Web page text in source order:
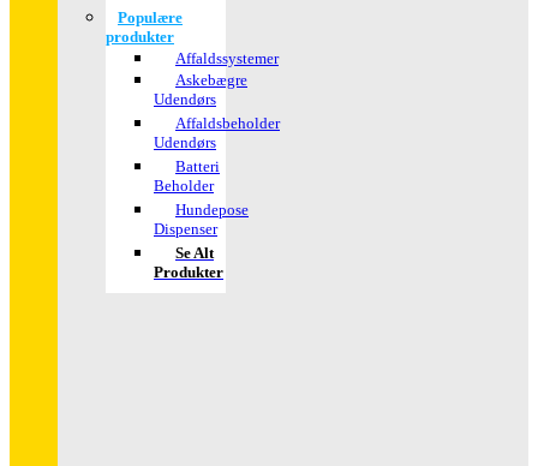
Populære
produkter
Affaldssystemer
Askebægre
Udendørs
Affaldsbeholder
Udendørs
Batteri
Beholder
Hundepose
Dispenser
Se Alt
Produkter